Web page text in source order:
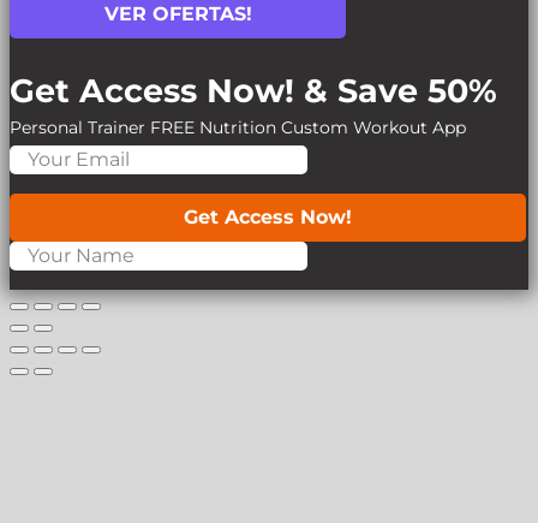
VER OFERTAS!
Get Access Now! & Save 50%
Personal Trainer FREE Nutrition Custom Workout App
Get Access Now!